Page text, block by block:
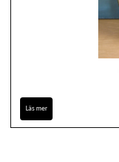
Läs mer